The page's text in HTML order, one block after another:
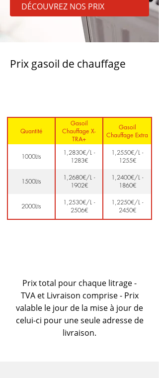
DÉCOUVREZ NOS PRIX
Prix gasoil de chauffage
Quantité
Gasoil
Chauffage X-
TRA+
Gasoil
Chauffage Extra
1000Lts
1,2830€/L -
1283€
1,2550€/L -
1255€
1500Lts
1,2680€/L -
1902€
1,2400€/L -
1860€
2000Lts
1,2530€/L -
2506€
1,2250€/L -
2450€
Prix total pour chaque litrage -
TVA et Livraison comprise - Prix
valable le jour de la mise à jour de
celui-ci pour une seule adresse de
livraison.